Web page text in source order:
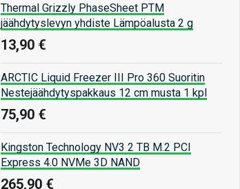
Thermal Grizzly PhaseSheet PTM
jäähdytyslevyn yhdiste Lämpöalusta 2 g
13,90 €
ARCTIC Liquid Freezer III Pro 360 Suoritin
Nestejäähdytyspakkaus 12 cm musta 1 kpl
75,90 €
Kingston Technology NV3 2 TB M.2 PCI
Express 4.0 NVMe 3D NAND
265,90 €